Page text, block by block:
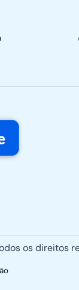
os direitos